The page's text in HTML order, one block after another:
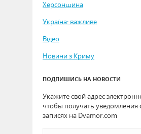
Херсонщина
Україна: важливе
Відео
Новини з Криму
ПОДПИШИСЬ НА НОВОСТИ
Укажите свой адрес
чтобы получать уведомления
записях на Dvamor.com